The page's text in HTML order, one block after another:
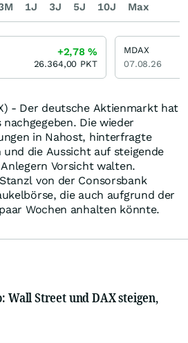
- Der deutsche Aktienmarkt hat
Die wieder
in Nahost, hinterfragte
die Aussicht auf steigende
Vorsicht walten.
von der Consorsbank
die auch aufgrund der
Wochen anhalten könnte.
Wall Street und DAX steigen,
1J 3J 5J 10J Max
+2,78%
26.364,00 PKT
MDAX
07.08.26